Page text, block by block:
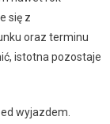
się z
oraz terminu
istotna pozostaje
wyjazdem.